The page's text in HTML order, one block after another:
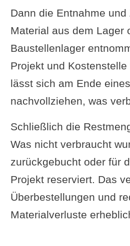
Dann die Entnahme
Material aus dem Lager
Baustellenlager
Projekt und
lässt sich am Ende
nachvollziehen, was
Schließlich die
Was nicht verbraucht
zurückgebucht oder für
Projekt reserviert. Das
Überbestellungen und
Materialverluste